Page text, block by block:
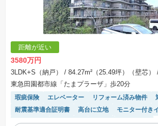
距離が近い
3580万円
3LDK+S（納戸） / 84.27m²（25.49坪）（壁芯）
東急田園都市線「たまプラーザ」歩20分
瑕疵保険 エレベーター リフォーム済み物件
耐震基準適合証明書
高台に立地
モニター付き
駐車場空き
浴室乾燥機 食洗機
陽当り良好